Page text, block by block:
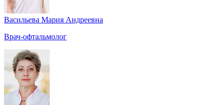
Васильева Мария Андреевна
Врач-офтальмолог